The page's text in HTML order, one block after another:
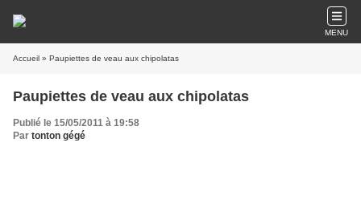
MENU
Accueil » Paupiettes de veau aux chipolatas
Paupiettes de veau aux chipolatas
Publié le 15/05/2011 à 19:58
Par tonton gégé